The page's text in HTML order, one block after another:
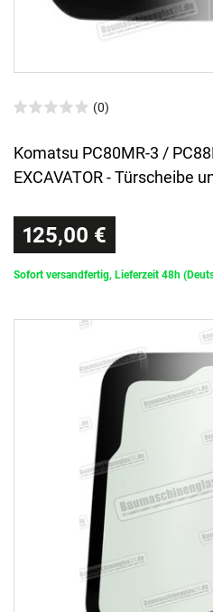
(0)
Komatsu PC80MR-3 /
EXCAVATOR - Türscheibe
125,00 €
Sofort versandfertig, Lieferzeit 48h